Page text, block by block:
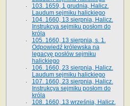
103. 1659, 1 grudnia, Halicz.
Laudum sejmiku halickiego
104. 1660, 13 sierpnia, Halicz.
Instrukcya sejmiku posłom do
króla
105. 1660, 13 sierpnia, s. 1.
Odpowiedź królewska na
legacyę posłów sejmiku
halickiego
106. 1660, 23 sierpnia, Halicz.
Laudum sejmiku halickiego
107. 1660, 23 sierpnia, Halicz.
Instrukcya sejmiku posłom do
króla
108. 1660, 13 września, Halicz.